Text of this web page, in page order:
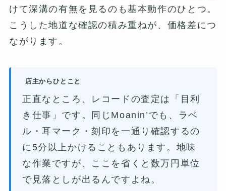
けて深溝の有無を見るのも基本動作のひとつ。
こうした地道な確認の積み重ねが、価格差につ
ながります。
店主からひとこと
正直なところ、レコードの査定は「目利
き仕事」です。同じMoanin’でも、ラベ
ル・耳マーク・刻印を一通り確認するの
に5分以上かけることもあります。地味
な作業ですが、ここを省くと数万円単位
で見落としが出るんですよね。